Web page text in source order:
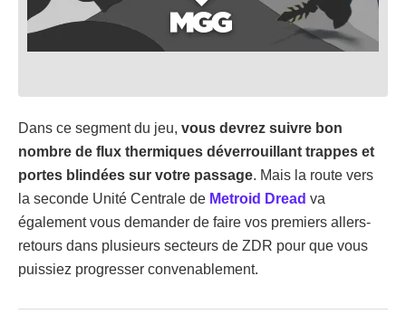
Dans ce segment du jeu, vous devrez suivre bon
nombre de flux thermiques déverrouillant trappes et
portes blindées sur votre passage. Mais la route vers
la seconde Unité Centrale de Metroid Dread va
également vous demander de faire vos premiers allers-
retours dans plusieurs secteurs de ZDR pour que vous
puissiez progresser convenablement.